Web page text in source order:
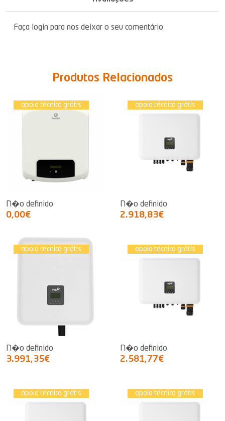
Faça login para nos deixar o seu comentário
Produtos Relacionados
apoio técnico grátis
N�o definido
0,00€
apoio técnico grátis
N�o definido
2.918,83€
apoio técnico grátis
N�o definido
3.991,35€
apoio técnico grátis
N�o definido
2.581,77€
apoio técnico grátis apoio técnico grátis